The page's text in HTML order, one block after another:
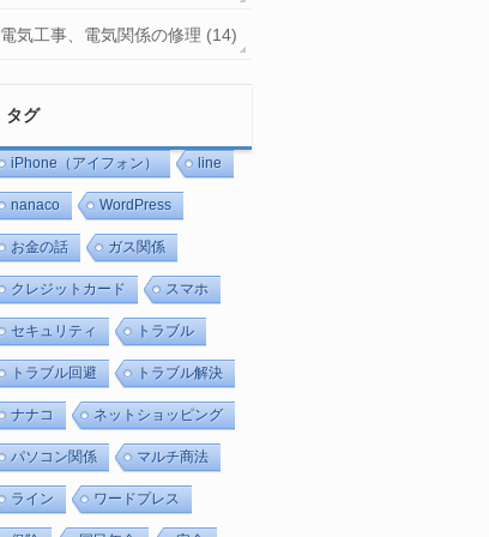
電気工事、電気関係の修理 (14)
タグ
iPhone（アイフォン） line
nanaco WordPress
お金の話 ガス関係
クレジットカード スマホ
セキュリティ トラブル
トラブル回避 トラブル解決
ナナコ ネットショッピング
パソコン関係 マルチ商法
ライン ワードプレス